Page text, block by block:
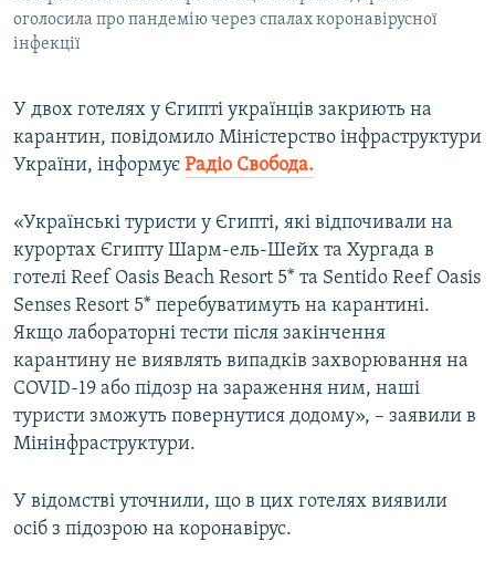
ІНФОГРАФІКА
Усі сайти RFE/RL
оголосила про пандемію через спалах коронавірусної
інфекції
У двох готелях у Єгипті українців закриють на
карантин, повідомило Міністерство інфраструктури
України, інформує Радіо Свобода.
«Українські туристи у Єгипті, які відпочивали на
курортах Єгипту Шарм-ель-Шейх та Хургада в
готелі Reef Oasis Beach Resort 5* та Sentido Reef Oasis
Senses Resort 5* перебуватимуть на карантині.
Якщо лабораторні тести після закінчення
карантину не виявлять випадків захворювання на
COVID-19 або підозр на зараження ним, наші
туристи зможуть повернутися додому», – заявили в
Мінінфраструктури.
У відомстві уточнили, що в цих готелях виявили
осіб з підозрою на коронавірус.